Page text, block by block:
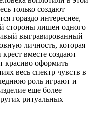
только создают
гораздо интереснее,
стороны лишен одного
выгравированный
личность, которая
вместе создают
красиво оформить
весь спектр чувств в
роль играют и
еще более
ритуальных